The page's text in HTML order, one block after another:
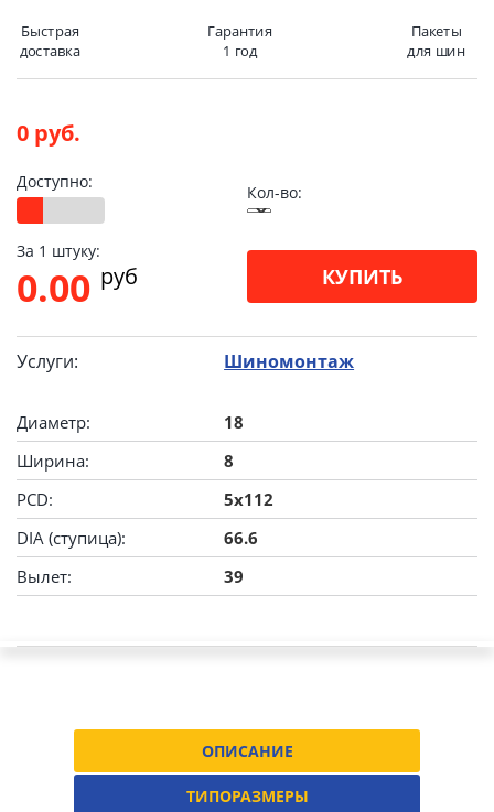
Быстрая
доставка
Гарантия
1 год
Пакеты
для шин
0 руб.
Доступно:
Кол-во:
За 1 штуку:
0.00 pуб КУПИТЬ
Услуги: Шиномонтаж
Диаметр:
18
Ширина:
8
PCD:
5x112
DIA (ступица):
66.6
Вылет:
39
ОПИСАНИЕ
ТИПОРАЗМЕРЫ